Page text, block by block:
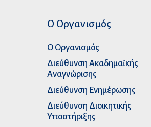
Ο Οργανισμός
Ο Οργανισμός
Διεύθυνση Ακαδημαϊκής
Αναγνώρισης
Διεύθυνση Ενημέρωσης
Διεύθυνση Διοικητικής
Υποστήριξης